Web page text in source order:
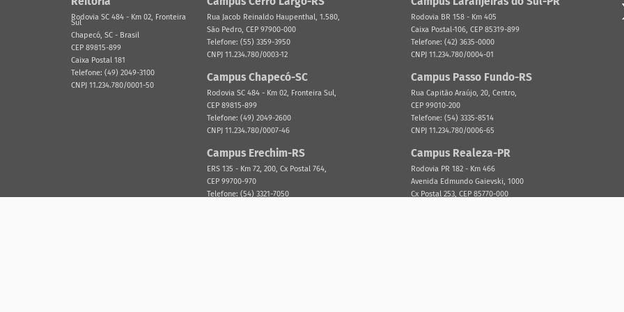
Rodovia SC 484 - Km 02, Fronteira
Sul
Chapecó, SC - Brasil
CEP 89815-899
Caixa Postal 181
Telefone: (49) 2049-3100
CNPJ 11.234.780/0001-50
Rua Jacob Reinaldo Haupenthal, 1.580,
São Pedro, CEP 97900-000
Telefone: (55) 3359-3950
CNPJ 11.234.780/0003-12
Campus Chapecó-SC
Rodovia SC 484 - Km 02, Fronteira Sul,
CEP 89815-899
Telefone: (49) 2049-2600
CNPJ 11.234.780/0007-46
Campus Erechim-RS
ERS 135 - Km 72, 200, Cx Postal 764,
CEP 99700-970
Telefone: (54) 3321-7050
Rodovia BR 158 - Km 405
Caixa Postal-106, CEP 85319-899
Telefone: (42) 3635-0000
CNPJ 11.234.780/0004-01
Campus Passo Fundo-RS
Rua Capitão Araújo, 20, Centro,
CEP 99010-200
Telefone: (54) 3335-8514
CNPJ 11.234.780/0006-65
Campus Realeza-PR
Rodovia PR 182 - Km 466
Avenida Edmundo Gaievski, 1000
Cx Postal 253, CEP 85770-000